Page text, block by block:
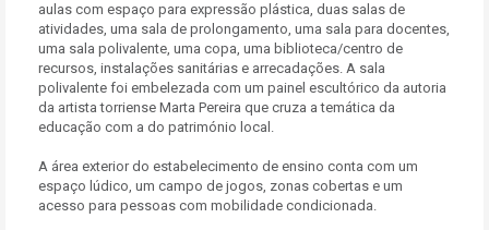
aulas com espaço para expressão plástica, duas salas de
atividades, uma sala de prolongamento, uma sala para docentes,
uma sala polivalente, uma copa, uma biblioteca/centro de
recursos, instalações sanitárias e arrecadações. A sala
polivalente foi embelezada com um painel escultórico da autoria
da artista torriense Marta Pereira que cruza a temática da
educação com a do património local.
A área exterior do estabelecimento de ensino conta com um
espaço lúdico, um campo de jogos, zonas cobertas e um
acesso para pessoas com mobilidade condicionada.